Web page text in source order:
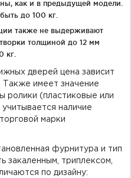
как и в предыдущей модели.
до 100 кг.
также не выдерживают
толщиной до 12 мм
кг.
дверей цена зависит
Также имеет значение
ролики (пластиковые или
наличие
марки
фурнитура и тип
закаленным, триплексом,
по дизайну: